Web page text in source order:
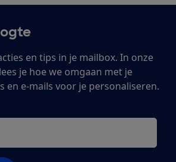
en tips in je mailbox. In onze
lees je hoe we omgaan met je
en e-mails voor je personaliseren.